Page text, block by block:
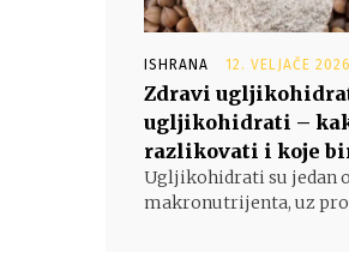
ISHRANA 12. VELJAČE
Zdravi
ugljikohidrati –
razlikovati i koje
Ugljikohidrati su jedan
makronutrijenta, uz